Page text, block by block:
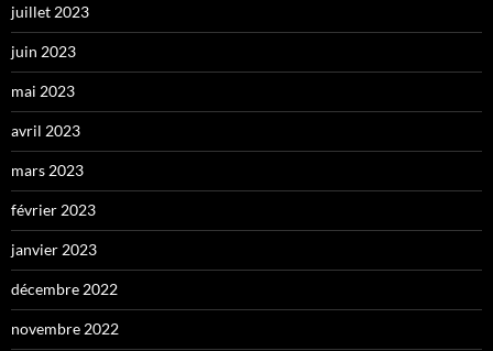
juillet 2023
juin 2023
mai 2023
avril 2023
mars 2023
février 2023
janvier 2023
décembre 2022
novembre 2022